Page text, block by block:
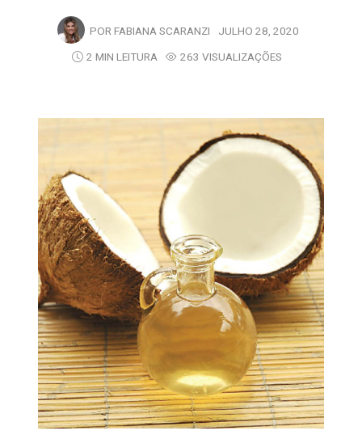
POR FABIANA SCARANZI JULHO 28, 2020
2 MIN LEITURA
263 VISUALIZAÇÕES